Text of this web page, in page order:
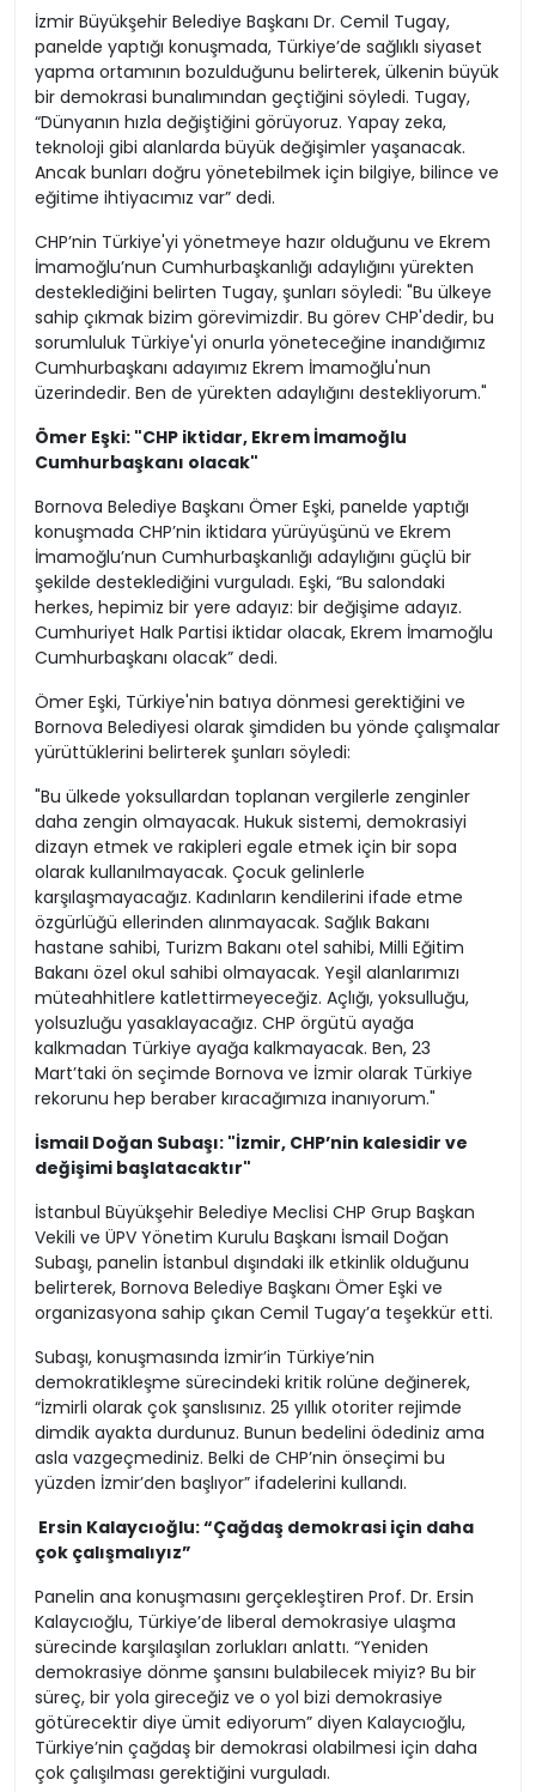
İzmir Büyükşehir Belediye Başkanı Dr. Cemil Tugay,
panelde yaptığı konuşmada, Türkiye’de sağlıklı siyaset
yapma ortamının bozulduğunu belirterek, ülkenin büyük
bir demokrasi bunalımından geçtiğini söyledi. Tugay,
“Dünyanın hızla değiştiğini görüyoruz. Yapay zeka,
teknoloji gibi alanlarda büyük değişimler yaşanacak.
Ancak bunları doğru yönetebilmek için bilgiye, bilince ve
eğitime ihtiyacımız var” dedi.
CHP’nin Türkiye'yi yönetmeye hazır olduğunu ve Ekrem
İmamoğlu’nun Cumhurbaşkanlığı adaylığını yürekten
desteklediğini belirten Tugay, şunları söyledi: "Bu ülkeye
sahip çıkmak bizim görevimizdir. Bu görev CHP'dedir, bu
sorumluluk Türkiye'yi onurla yöneteceğine inandığımız
Cumhurbaşkanı adayımız Ekrem İmamoğlu'nun
üzerindedir. Ben de yürekten adaylığını destekliyorum."
Ömer Eşki: "CHP iktidar, Ekrem İmamoğlu
Cumhurbaşkanı olacak"
Bornova Belediye Başkanı Ömer Eşki, panelde yaptığı
konuşmada CHP’nin iktidara yürüyüşünü ve Ekrem
İmamoğlu’nun Cumhurbaşkanlığı adaylığını güçlü bir
şekilde desteklediğini vurguladı. Eşki, “Bu salondaki
herkes, hepimiz bir yere adayız: bir değişime adayız.
Cumhuriyet Halk Partisi iktidar olacak, Ekrem İmamoğlu
Cumhurbaşkanı olacak” dedi.
Ömer Eşki, Türkiye'nin batıya dönmesi gerektiğini ve
Bornova Belediyesi olarak şimdiden bu yönde çalışmalar
yürüttüklerini belirterek şunları söyledi:
"Bu ülkede yoksullardan toplanan vergilerle zenginler
daha zengin olmayacak. Hukuk sistemi, demokrasiyi
dizayn etmek ve rakipleri egale etmek için bir sopa
olarak kullanılmayacak. Çocuk gelinlerle
karşılaşmayacağız. Kadınların kendilerini ifade etme
özgürlüğü ellerinden alınmayacak. Sağlık Bakanı
hastane sahibi, Turizm Bakanı otel sahibi, Milli Eğitim
Bakanı özel okul sahibi olmayacak. Yeşil alanlarımızı
müteahhitlere katlettirmeyeceğiz. Açlığı, yoksulluğu,
yolsuzluğu yasaklayacağız. CHP örgütü ayağa
kalkmadan Türkiye ayağa kalkmayacak. Ben, 23
Mart’taki ön seçimde Bornova ve İzmir olarak Türkiye
rekorunu hep beraber kıracağımıza inanıyorum."
İsmail Doğan Subaşı: "İzmir, CHP’nin kalesidir ve
değişimi başlatacaktır"
İstanbul Büyükşehir Belediye Meclisi CHP Grup Başkan
Vekili ve ÜPV Yönetim Kurulu Başkanı İsmail Doğan
Subaşı, panelin İstanbul dışındaki ilk etkinlik olduğunu
belirterek, Bornova Belediye Başkanı Ömer Eşki ve
organizasyona sahip çıkan Cemil Tugay’a teşekkür etti.
Subaşı, konuşmasında İzmir’in Türkiye’nin
demokratikleşme sürecindeki kritik rolüne değinerek,
“İzmirli olarak çok şanslısınız. 25 yıllık otoriter rejimde
dimdik ayakta durdunuz. Bunun bedelini ödediniz ama
asla vazgeçmediniz. Belki de CHP’nin önseçimi bu
yüzden İzmir’den başlıyor” ifadelerini kullandı.
Ersin Kalaycıoğlu: “Çağdaş demokrasi için daha
çok çalışmalıyız”
Panelin ana konuşmasını gerçekleştiren Prof. Dr. Ersin
Kalaycıoğlu, Türkiye’de liberal demokrasiye ulaşma
sürecinde karşılaşılan zorlukları anlattı. “Yeniden
demokrasiye dönme şansını bulabilecek miyiz? Bu bir
süreç, bir yola gireceğiz ve o yol bizi demokrasiye
götürecektir diye ümit ediyorum” diyen Kalaycıoğlu,
Türkiye’nin çağdaş bir demokrasi olabilmesi için daha
çok çalışılması gerektiğini vurguladı.